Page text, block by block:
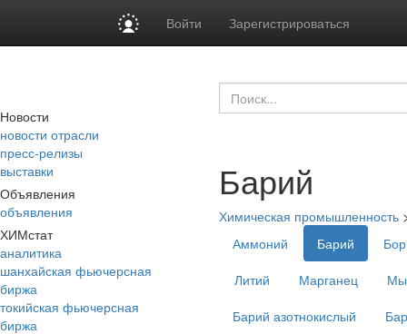
Войти Зарегистрироваться
Новости
новости отрасли
пресс-релизы
выставки
Объявления
объявления
ХИМстат
аналитика
шанхайская фьючерсная
биржа
токийская фьючерсная
биржа
Барий
Химическая промышленность
Аммоний
Барий
Бор
Литий
Марганец
Барий азотнокислый